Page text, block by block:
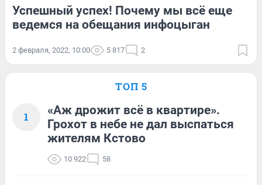
Успешный успех! Почему мы всё еще
ведемся на обещания инфоцыган
2 февраля, 2022, 10:00 5 817 2
ТОП 5
1
«Аж дрожит всё в квартире».
Грохот в небе не дал выспаться
жителям Кстово
10 922 58